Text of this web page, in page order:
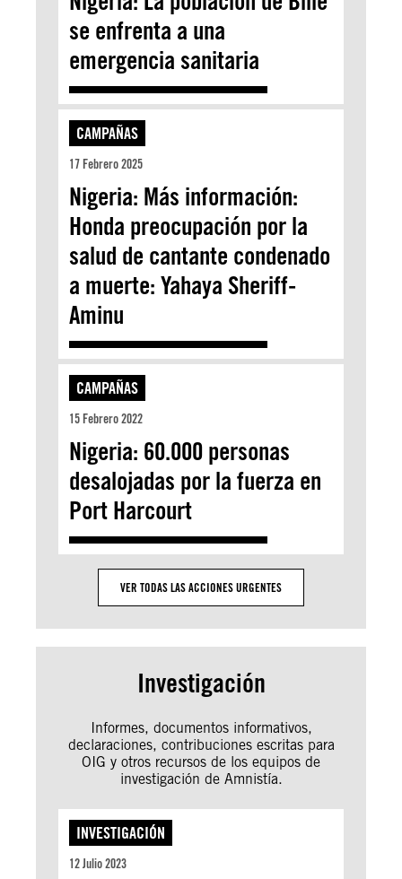
se enfrenta a una
emergencia sanitaria
CAMPAÑAS
17 Febrero 2025
Nigeria: Más información:
Honda preocupación por la
salud de cantante condenado
a muerte: Yahaya Sheriff-
Aminu
CAMPAÑAS
15 Febrero 2022
Nigeria: 60.000 personas
desalojadas por la fuerza en
Port Harcourt
VER TODAS LAS ACCIONES URGENTES
Investigación
Informes, documentos informativos,
declaraciones, contribuciones escritas para
OIG y otros recursos de los equipos de
investigación de Amnistía.
INVESTIGACIÓN
12 Julio 2023